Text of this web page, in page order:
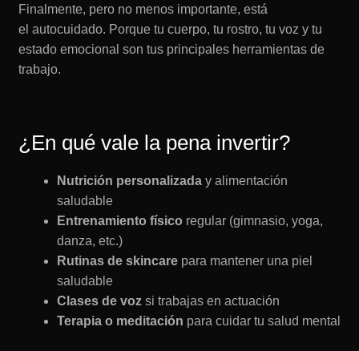
Finalmente, pero no menos importante, está
el autocuidado. Porque tu cuerpo, tu rostro, tu voz y tu
estado emocional son tus principales herramientas de
trabajo.
¿En qué vale la pena invertir?
Nutrición personalizaday alimentación
saludable
Entrenamiento físico regular (gimnasio, yoga,
danza, etc.)
Rutinas de skincarepara mantener una piel
saludable
Clases de vozsi trabajas en actuación
Terapia o meditación para cuidar tu salud mental